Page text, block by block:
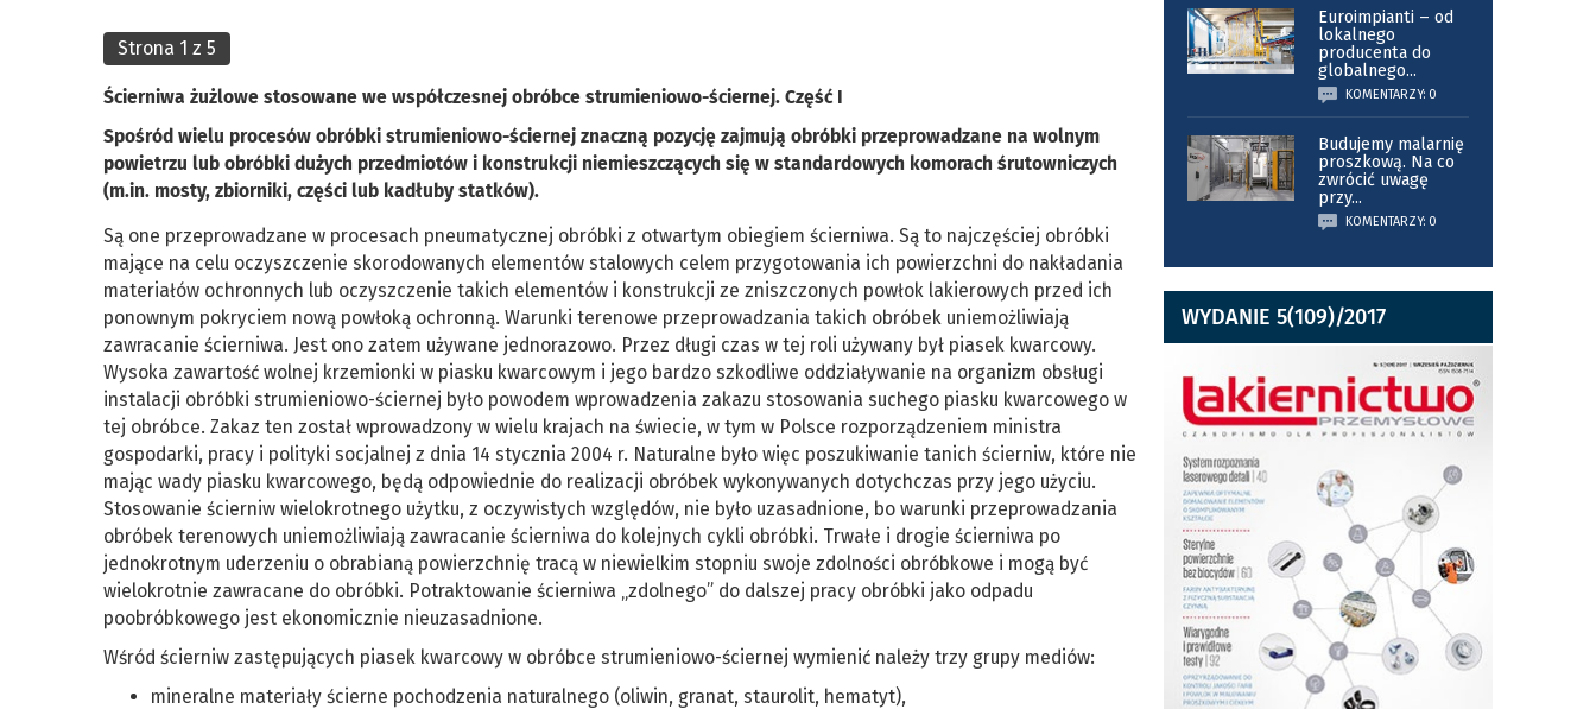
Strona 1 z 5
Ścierniwa żużlowe stosowane we współczesnej obróbce strumieniowo-ściernej. Część I
Spośród wielu procesów obróbki strumieniowo-ściernej znaczną pozycję zajmują obróbki przeprowadzane na wolnym
powietrzu lub obróbki dużych przedmiotów i konstrukcji niemieszczących się w standardowych komorach śrutowniczych
(m.in. mosty, zbiorniki, części lub kadłuby statków).
Są one przeprowadzane w procesach pneumatycznej obróbki z otwartym obiegiem ścierniwa. Są to najczęściej obróbki
mające na celu oczyszczenie skorodowanych elementów stalowych celem przygotowania ich powierzchni do nakładania
materiałów ochronnych lub oczyszczenie takich elementów i konstrukcji ze zniszczonych powłok lakierowych przed ich
ponownym pokryciem nową powłoką ochronną. Warunki terenowe przeprowadzania takich obróbek uniemożliwiają
zawracanie ścierniwa. Jest ono zatem używane jednorazowo. Przez długi czas w tej roli używany był piasek kwarcowy.
Wysoka zawartość wolnej krzemionki w piasku kwarcowym i jego bardzo szkodliwe oddziaływanie na organizm obsługi
instalacji obróbki strumieniowo-ściernej było powodem wprowadzenia zakazu stosowania suchego piasku kwarcowego w
tej obróbce. Zakaz ten został wprowadzony w wielu krajach na świecie, w tym w Polsce rozporządzeniem ministra
gospodarki, pracy i polityki socjalnej z dnia 14 stycznia 2004 r. Naturalne było więc poszukiwanie tanich ścierniw, które nie
mając wady piasku kwarcowego, będą odpowiednie do realizacji obróbek wykonywanych dotychczas przy jego użyciu.
Stosowanie ścierniw wielokrotnego użytku, z oczywistych względów, nie było uzasadnione, bo warunki przeprowadzania
obróbek terenowych uniemożliwiają zawracanie ścierniwa do kolejnych cykli obróbki. Trwałe i drogie ścierniwa po
jednokrotnym uderzeniu o obrabianą powierzchnię tracą w niewielkim stopniu swoje zdolności obróbkowe i mogą być
wielokrotnie zawracane do obróbki. Potraktowanie ścierniwa „zdolnego” do dalszej pracy obróbki jako odpadu
poobróbkowego jest ekonomicznie nieuzasadnione.
Wśród ścierniw zastępujących piasek kwarcowy w obróbce strumieniowo-ściernej wymienić należy trzy grupy mediów:
mineralne materiały ścierne pochodzenia naturalnego (oliwin, granat, staurolit, hematyt),
Euroimpianti – od
lokalnego
producenta do
globalnego...
KOMENTARZY: 0
Budujemy malarnię
proszkową. Na co
zwrócić uwagę
przy...
KOMENTARZY: 0
WYDANIE 5(109)/2017